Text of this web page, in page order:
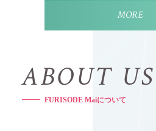
MORE
ABOUT US
FURISODE Maiについて